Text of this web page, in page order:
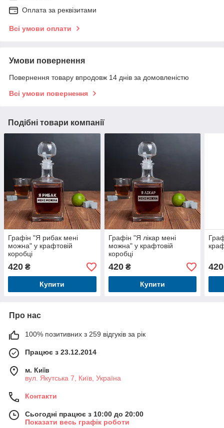
Оплата за реквізитами
Всі умови оплати
Умови повернення
Повернення товару впродовж 14 днів за домовленістю
Всі умови повернення
Подібні товари компанії
Графін "Я рибак мені
можна" у крафтовій
коробці
420 ₴
Купити
Графін "Я лікар мені
можна" у крафтовій
коробці
420₴
Купити
420
Про нас
100% позитивних з 259 відгуків за рік
Працює з 23.12.2014
м. Київ
вул. Якутська 7, Київ, Україна
Контакти
Сьогодні працює з 10:00 до 20:00
Показати весь графік роботи